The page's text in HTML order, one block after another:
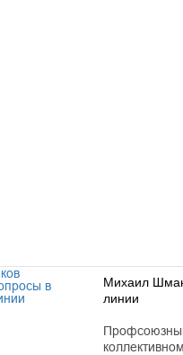
Михаил
линии